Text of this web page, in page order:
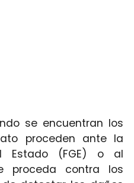
se encuentran los
proceden ante la
Estado (FGE) o al
proceda contra los